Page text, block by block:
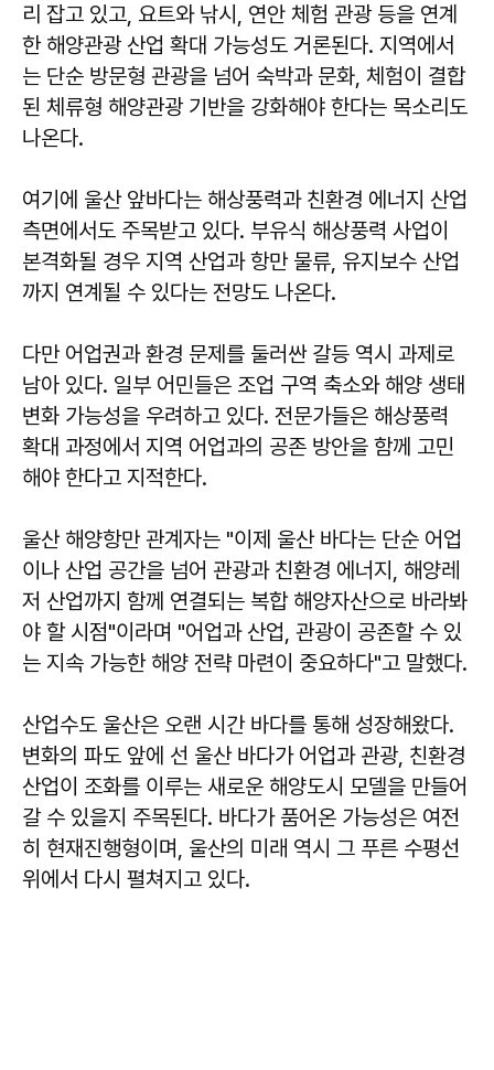
리 잡고 있고, 요트와 낚시, 연안 체험 관광 등을 연계
한 해양관광 산업 확대 가능성도 거론된다. 지역에서
는 단순 방문형 관광을 넘어 숙박과 문화, 체험이 결합
된 체류형 해양관광 기반을 강화해야 한다는 목소리도
나온다.
여기에 울산 앞바다는 해상풍력과 친환경 에너지 산업
측면에서도 주목받고 있다. 부유식 해상풍력 사업이
본격화될 경우 지역 산업과 항만 물류, 유지보수 산업
까지 연계될 수 있다는 전망도 나온다.
다만 어업권과 환경 문제를 둘러싼 갈등 역시 과제로
남아 있다. 일부 어민들은 조업 구역 축소와 해양 생태
변화 가능성을 우려하고 있다. 전문가들은 해상풍력
확대 과정에서 지역 어업과의 공존 방안을 함께 고민
해야 한다고 지적한다.
울산 해양항만 관계자는 "이제 울산 바다는 단순 어업
이나 산업 공간을 넘어 관광과 친환경 에너지, 해양레
저 산업까지 함께 연결되는 복합 해양자산으로 바라봐
야 할 시점"이라며 "어업과 산업, 관광이 공존할 수 있
는 지속 가능한 해양 전략 마련이 중요하다"고 말했다.
산업수도 울산은 오랜 시간 바다를 통해 성장해왔다.
변화의 파도 앞에 선 울산 바다가 어업과 관광, 친환경
산업이 조화를 이루는 새로운 해양도시 모델을 만들어
갈 수 있을지 주목된다. 바다가 품어온 가능성은 여전
히 현재진행형이며, 울산의 미래 역시 그 푸른 수평선
위에서 다시 펼쳐지고 있다.